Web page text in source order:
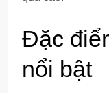
Đặc
nổi bật